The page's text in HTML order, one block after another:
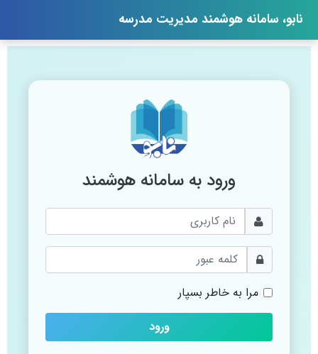
نابو، سامانه هوشمند مدیریت مدرسه
ورود به سامانه هوشمند
مرا به خاطر بسپار
ورود